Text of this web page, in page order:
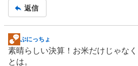
事
返信
掲
示
ぶにっちょ
素晴らしい決算！お米だけじゃな
とは。